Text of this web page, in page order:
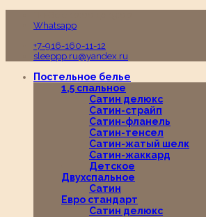
Whatsapp
+7-916-160-11-12
sleeppp.ru@yandex.ru
Постельное белье
1,5 спальное
Сатин делюкс
Сатин-страйп
Сатин-фланель
Сатин-тенсел
Сатин-жатый шелк
Сатин-жаккард
Детское
Двухспальное
Сатин
Евро стандарт
Сатин делюкс